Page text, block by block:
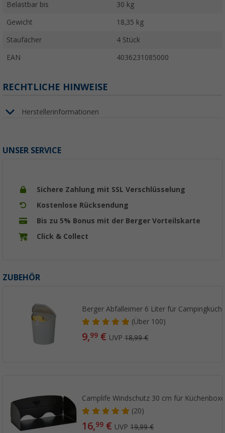
Belastbar bis 30 kg
Gewicht 18,35 kg
Staufächer 4 Stück
EAN 4036231085000
RECHTLICHE HINWEISE
Herstellerinformationen
UNSER SERVICE
Sichere Zahlung mit SSL Verschlüsselung
Kostenlose Rücksendung
Bis zu 5% Bonus mit der Berger Vorteilskarte
Click & Collect
ZUBEHÖR
Berger Abfalleimer 6 Liter für
(Über100)
9,99 € UVP18,99 €
Camplife Windschutz 30 cm für
(20)
16,99 € UVP19,99 €